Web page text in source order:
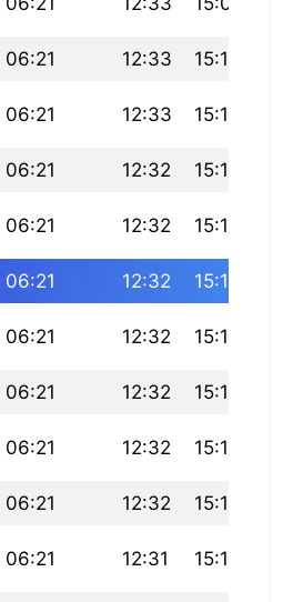
06:21 12:33 15:10
06:21 12:33 15:11
06:21 12:32 15:11
06:21 12:32 15:12
06:21 12:32 15:13
06:21 12:32 15:14
06:21 12:32 15:14
06:21 12:32 15:15
06:21 12:32 15:16
06:21 12:31 15:16